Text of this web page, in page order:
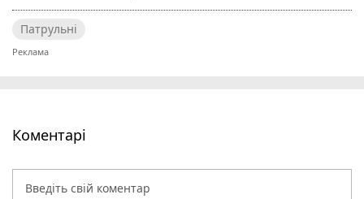
Патрульні
Коментарі